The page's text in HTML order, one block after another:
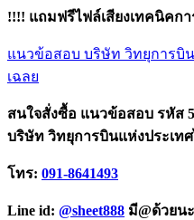
!!!! แถมฟรีไฟล์เสียงเทคนิคก
แนวข้อสอบ บริษัท วิทยุการบิ
เฉลย
สนใจสั่งซื้อ แนวข้อสอบ รหัส
บริษัท วิทยุการบินแห่งประเท
โทร: 091-8641493
Line id: @sheet888 มี@ด้วยน